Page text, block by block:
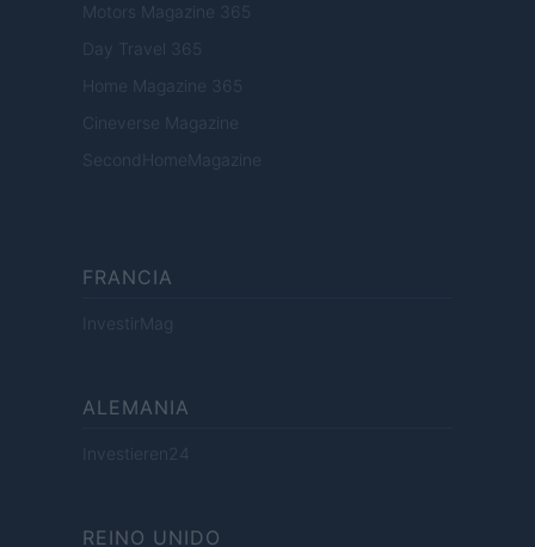
Motors Magazine 365
Day Travel 365
Home Magazine 365
Cineverse Magazine
SecondHomeMagazine
FRANCIA
InvestirMag
ALEMANIA
Investieren24
REINO UNIDO